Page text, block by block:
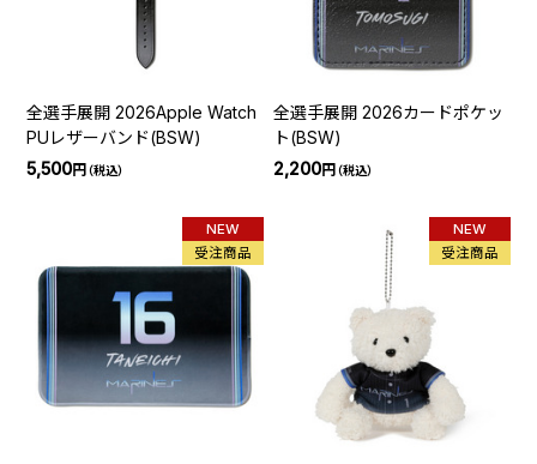
全選手展開 2026Apple Watch
PUレザーバンド(BSW)
5,500円（税込）
全選手展開 2026カードポケッ
ト(BSW)
2,200円（税込）
NEW
受注商品
NEW
受注商品